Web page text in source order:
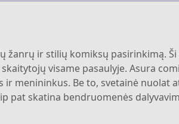
ir stilių komiksų pasirinkimą.
visame pasaulyje. Asura
menininkus. Be to, svetainė nuolat
pat skatina bendruomenės